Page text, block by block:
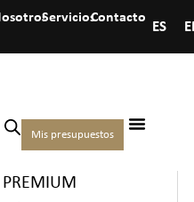
ServiciosContacto
ES
Mis presupuestos
TRUFAS DE SABORES
PREMIUM